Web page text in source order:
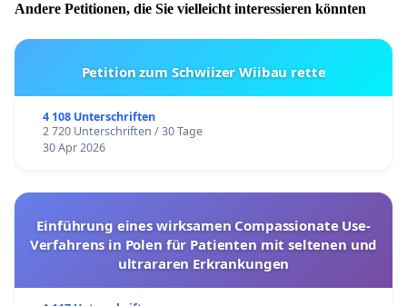
Andere Petitionen, die Sie vielleicht interessieren könnten
Petition zum Schwiizer Wiibau rette
4 108 Unterschriften
2 720 Unterschriften / 30 Tage
30 Apr 2026
Einführung eines wirksamen Compassionate Use-
Verfahrens in Polen für Patienten mit seltenen und
ultrararen Erkrankungen